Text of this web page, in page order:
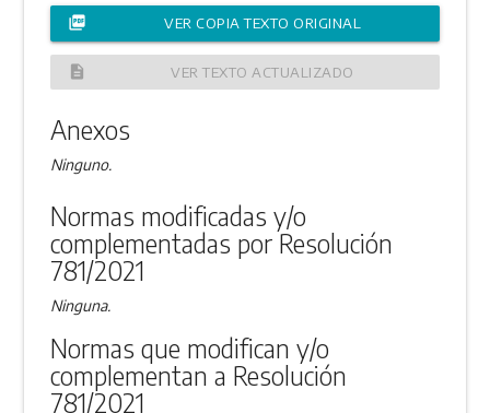
picture_as_pdf VER COPIA TEXTO ORIGINAL
description VER TEXTO ACTUALIZADO
Anexos
Ninguno.
Normas modificadas y/o
complementadas por Resolución
781/2021
Ninguna.
Normas que modifican y/o
complementan a Resolución
781/2021